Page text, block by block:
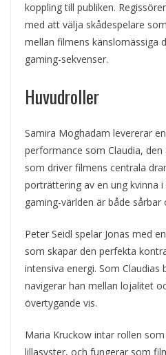
koppling till publiken.
med att välja skådespelare
mellan filmens känslomässiga
gaming-sekvenser.
Huvudroller
Samira Moghadam levererar
performance som Claudia,
som driver filmens centrala
porträttering av en ung kvinna
gaming-världen är både sårbar
Peter Seidl spelar Jonas med
som skapar den perfekta
intensiva energi. Som Claudias
navigerar han mellan lojalitet
övertygande vis.
Maria Kruckow intar rollen som
lillasyster, och fungerar som